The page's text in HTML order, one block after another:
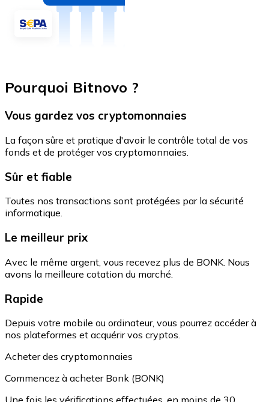
Pourquoi Bitnovo ?
Vous gardez vos cryptomonnaies
La façon sûre et pratique d'avoir le contrôle total de vos
fonds et de protéger vos cryptomonnaies.
Sûr et fiable
Toutes nos transactions sont protégées par la sécurité
informatique.
Le meilleur prix
Avec le même argent, vous recevez plus de BONK. Nous
avons la meilleure cotation du marché.
Rapide
Depuis votre mobile ou ordinateur, vous pourrez accéder à
nos plateformes et acquérir vos cryptos.
Acheter des cryptomonnaies
Commencez à acheter Bonk (BONK)